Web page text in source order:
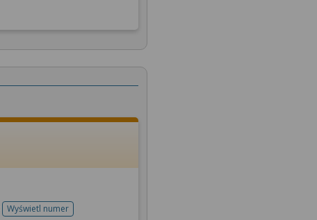
Wyświetl numertelefonu do rejestracji